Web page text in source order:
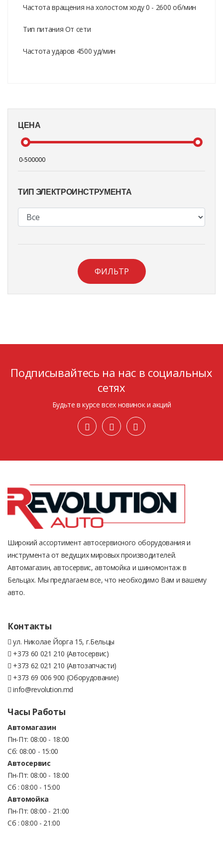
ЦЕНА
ТИП ЭЛЕКТРОИНСТРУМЕНТА
ФИЛЬТР
Частота вращения на холостом ходу 0 - 2600 об/мин
Тип питания От сети
Частота ударов 4500 уд/мин
Подписывайтесь на нас в социальных
сетях
Будьте в курсе всех новинок и акций
Широкий ассортимент автосервисного оборудования и
инструмента от ведущих мировых производителей.
Автомагазин, автосервис, автомойка и шиномонтаж в
Бельцах. Мы предлагаем все, что необходимо Вам и вашему
авто.
Контакты
ул. Николае Йорга 15, г.Бельцы
+373 60 021 210 (Автосервис)
+373 62 021 210 (Автозапчасти)
+373 69 006 900 (Оборудование)
info@revolution.md
Часы Работы
Автомагазин
Пн-Пт: 08:00 - 18:00
Сб: 08:00 - 15:00
Автосервис
Пн-Пт: 08:00 - 18:00
Сб : 08:00 - 15:00
Автомойка
Пн-Пт: 08:00 - 21:00
Сб : 08:00 - 21:00